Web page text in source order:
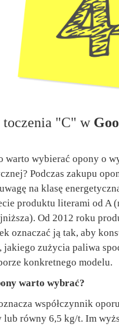
toczenia "C" w
warto wybierać opony o
Podczas zakupu
na klasę
produktu literami od A
Od 2012 roku
oznaczać ją tak, aby
jakiego zużycia paliwa
konkretnego modelu.
warto wybrać?
współczynnik
lub równy 6,5 kg/t. Im